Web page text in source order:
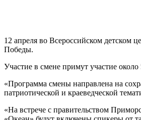
12 апреля во Всероссийском детском
Победы.
Участие в смене примут участие
«Программа смены направлена на
патриотической и краеведческой
«На встрече с правительством